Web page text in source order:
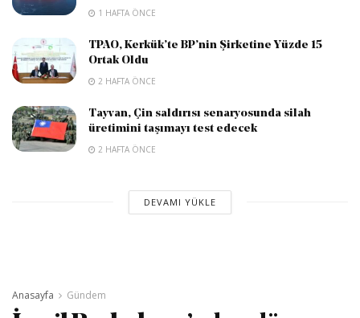
1 HAFTA ÖNCE
TPAO, Kerkük’te BP’nin Şirketine Yüzde 15
Ortak Oldu
2 HAFTA ÖNCE
Tayvan, Çin saldırısı senaryosunda silah
üretimini taşımayı test edecek
2 HAFTA ÖNCE
DEVAMI YÜKLE
Anasayfa Gündem